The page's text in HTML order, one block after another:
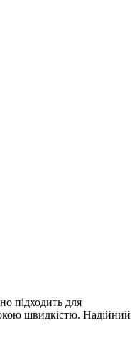
підходить для
швидкістю. Надійний